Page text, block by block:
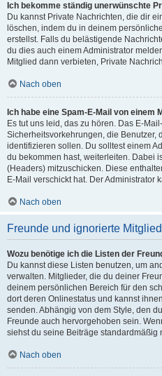
Ich bekomme ständig unerwünschte
Du kannst Private Nachrichten, die dir
löschen, indem du in deinem
erstellst. Falls du belästigende
du dies auch einem Administrator
Mitglied dann verbieten, Private
Nach oben
Ich habe eine Spam-E-Mail von einem
Es tut uns leid, das zu hören. Das E-
Sicherheitsvorkehrungen, die Benutzer,
identifizieren sollen. Du solltest einem
du bekommen hast, weiterleiten. Dabei
(Headers) mitzuschicken. Diese
E-Mail verschickt hat. Der Administrator
Nach oben
Freunde und ignorierte
Wozu benötige ich die Listen der
Du kannst diese Listen benutzen, um
verwalten. Mitglieder, die du deiner
deinem persönlichen Bereich für den
dort deren Onlinestatus und kannst
senden. Abhängig von dem Style, den
Freunde auch hervorgehoben sein.
siehst du seine Beiträge standardmäßig
Nach oben